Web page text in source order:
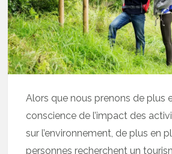
Alors que nous prenons de plus
conscience de l’impact des
sur l’environnement, de plus en
personnes recherchent un